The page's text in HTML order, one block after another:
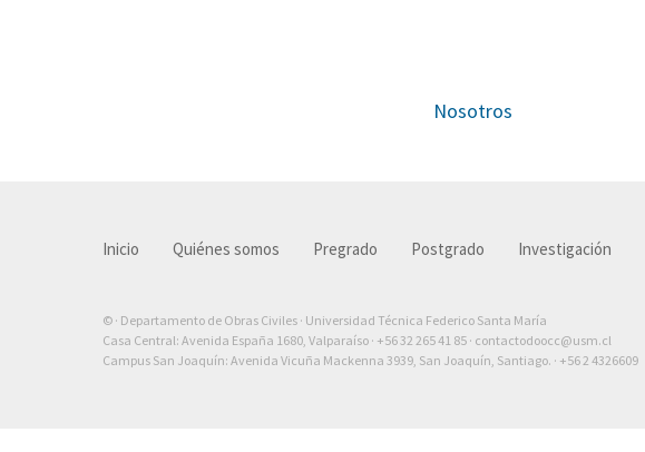
Nosotros
Inicio Quiénes somos Pregrado Postgrado Investigación
© · Departamento de Obras Civiles · Universidad Técnica Federico Santa María
Casa Central: Avenida España 1680, Valparaíso · +56 32 265 41 85 · contactodoocc@usm.cl
Campus San Joaquín: Avenida Vicuña Mackenna 3939, San Joaquín, Santiago. · +56 2 4326609